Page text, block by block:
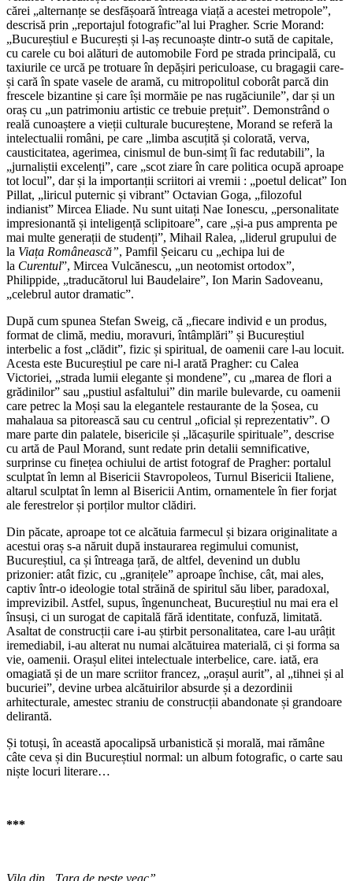
cărei „alternanțe se desfășoară întreaga viață a acestei metropole”,
descrisă prin „reportajul fotografic”al lui Pragher. Scrie Morand:
„Bucureștiul e București și l-aș recunoaște dintr-o sută de capitale,
cu carele cu boi alături de automobile Ford pe strada principală, cu
taxiurile ce urcă pe trotuare în depășiri periculoase, cu bragagii care-
și cară în spate vasele de aramă, cu mitropolitul coborât parcă din
frescele bizantine și care își mormăie pe nas rugăciunile”, dar și un
oraș cu „un patrimoniu artistic ce trebuie prețuit”. Demonstrând o
reală cunoaștere a vieții culturale bucureștene, Morand se referă la
intelectualii români, pe care „limba ascuțită și colorată, verva,
causticitatea, agerimea, cinismul de bun-simț îi fac redutabili”, la
„jurnaliștii excelenți”, care „scot ziare în care politica ocupă aproape
tot locul”, dar și la importanții scriitori ai vremii : „poetul delicat” Ion
Pillat, „liricul puternic și vibrant” Octavian Goga, „filozoful
indianist” Mircea Eliade. Nu sunt uitați Nae Ionescu, „personalitate
impresionantă și inteligență sclipitoare”, care „și-a pus amprenta pe
mai multe generații de studenți”, Mihail Ralea, „liderul grupului de
la Viața Românească”, Pamfil Șeicaru cu „echipa lui de
la Curentul”, Mircea Vulcănescu, „un neotomist ortodox”,
Philippide, „traducătorul lui Baudelaire”, Ion Marin Sadoveanu,
„celebrul autor dramatic”.
După cum spunea Stefan Sweig, că „fiecare individ e un produs,
format de climă, mediu, moravuri, întâmplări” și Bucureștiul
interbelic a fost „clădit”, fizic și spiritual, de oamenii care l-au locuit.
Acesta este Bucureștiul pe care ni-l arată Pragher: cu Calea
Victoriei, „strada lumii elegante și mondene”, cu „marea de flori a
grădinilor” sau „pustiul asfaltului” din marile bulevarde, cu oamenii
care petrec la Moși sau la elegantele restaurante de la Șosea, cu
mahalaua sa pitorească sau cu centrul „oficial și reprezentativ”. O
mare parte din palatele, bisericile și „lăcașurile spirituale”, descrise
cu artă de Paul Morand, sunt redate prin detalii semnificative,
surprinse cu finețea ochiului de artist fotograf de Pragher: portalul
sculptat în lemn al Bisericii Stavropoleos, Turnul Bisericii Italiene,
altarul sculptat în lemn al Bisericii Antim, ornamentele în fier forjat
ale ferestrelor și porților multor clădiri.
Din păcate, aproape tot ce alcătuia farmecul și bizara originalitate a
acestui oraș s-a năruit după instaurarea regimului comunist,
Bucureștiul, ca și întreaga țară, de altfel, devenind un dublu
prizonier: atât fizic, cu „granițele” aproape închise, cât, mai ales,
captiv într-o ideologie total străină de spiritul său liber, paradoxal,
imprevizibil. Astfel, supus, îngenuncheat, Bucureștiul nu mai era el
însuși, ci un surogat de capitală fără identitate, confuză, limitată.
Asaltat de construcții care i-au știrbit personalitatea, care l-au urâțit
iremediabil, i-au alterat nu numai alcătuirea materială, ci și forma sa
vie, oamenii. Orașul elitei intelectuale interbelice, care. iată, era
omagiată și de un mare scriitor francez, „orașul aurit”, al „tihnei și al
bucuriei”, devine urbea alcătuirilor absurde și a dezordinii
arhitecturale, amestec straniu de construcții abandonate și grandoare
delirantă.
Și totuși, în această apocalipsă urbanistică și morală, mai rămâne
câte ceva și din Bucureștiul normal: un album fotografic, o carte sau
niște locuri literare…
***